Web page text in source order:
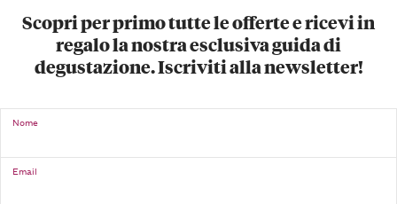
Scopri per primo tutte le offerte e ricevi in
regalo la nostra esclusiva guida di
degustazione. Iscriviti alla newsletter!
Nome
Email